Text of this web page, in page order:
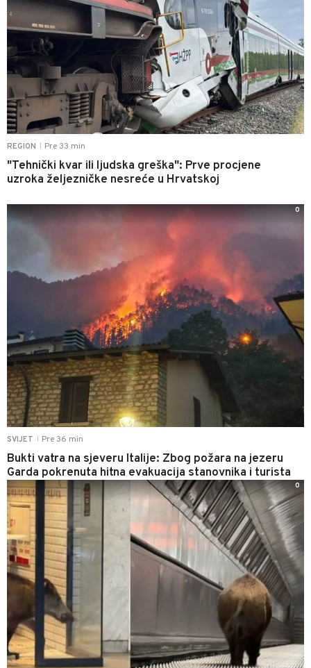
REGION Pre 33 min
"Tehnički kvar ili ljudska greška": Prve procjene
uzroka željezničke nesreće u Hrvatskoj
SVIJET Pre 36 min
Bukti vatra na sjeveru Italije: Zbog požara na jezeru
Garda pokrenuta hitna evakuacija stanovnika i turista
0
0